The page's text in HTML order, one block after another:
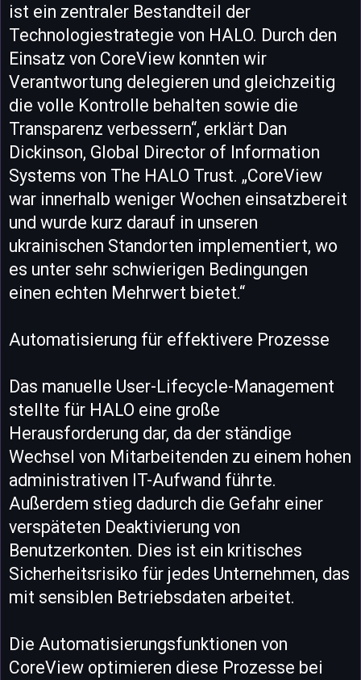
ist ein zentraler Bestandteil der
Technologiestrategie von HALO. Durch den
Einsatz von CoreView konnten wir
Verantwortung delegieren und gleichzeitig
die volle Kontrolle behalten sowie die
Transparenz verbessern“, erklärt Dan
Dickinson, Global Director of Information
Systems von The HALO Trust. „CoreView
war innerhalb weniger Wochen einsatzbereit
und wurde kurz darauf in unseren
ukrainischen Standorten implementiert, wo
es unter sehr schwierigen Bedingungen
einen echten Mehrwert bietet.“
Automatisierung für effektivere Prozesse
Das manuelle User-Lifecycle-Management
stellte für HALO eine große
Herausforderung dar, da der ständige
Wechsel von Mitarbeitenden zu einem hohen
administrativen IT-Aufwand führte.
Außerdem stieg dadurch die Gefahr einer
verspäteten Deaktivierung von
Benutzerkonten. Dies ist ein kritisches
Sicherheitsrisiko für jedes Unternehmen, das
mit sensiblen Betriebsdaten arbeitet.
Die Automatisierungsfunktionen von
CoreView optimieren diese Prozesse bei